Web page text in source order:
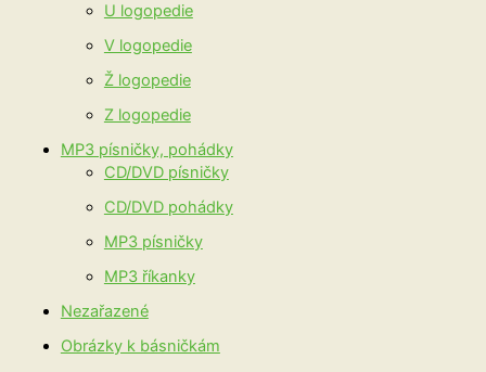
U logopedie
V logopedie
Ž logopedie
Z logopedie
MP3 písničky, pohádky
CD/DVD písničky
CD/DVD pohádky
MP3 písničky
MP3 říkanky
Nezařazené
Obrázky k básničkám